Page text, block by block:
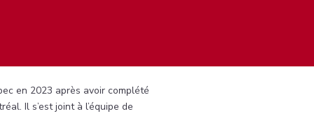
en 2023 après avoir complété
Il s’est joint à l’équipe de